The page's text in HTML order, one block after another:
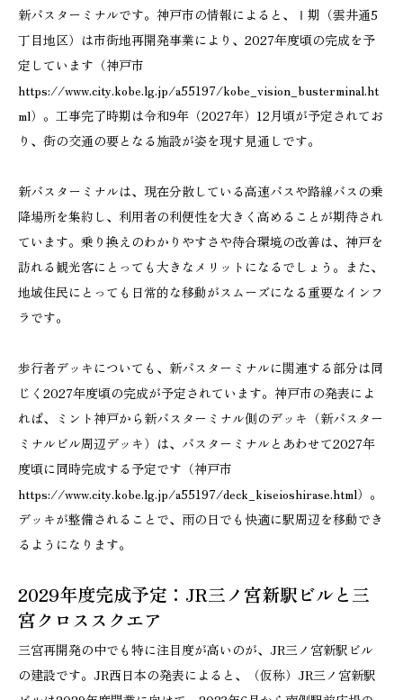
新バスターミナルです。神戸市の情報によると、Ⅰ期（雲井通5
丁目地区）は市街地再開発事業により、2027年度頃の完成を予
定しています（神戸市
https://www.city.kobe.lg.jp/a55197/kobe_vision_busterminal.ht
ml）。工事完了時期は令和9年（2027年）12月頃が予定されてお
り、街の交通の要となる施設が姿を現す見通しです。
新バスターミナルは、現在分散している高速バスや路線バスの乗
降場所を集約し、利用者の利便性を大きく高めることが期待され
ています。乗り換えのわかりやすさや待合環境の改善は、神戸を
訪れる観光客にとっても大きなメリットになるでしょう。また、
地域住民にとっても日常的な移動がスムーズになる重要なインフ
ラです。
歩行者デッキについても、新バスターミナルに関連する部分は同
じく2027年度頃の完成が予定されています。神戸市の発表によ
れば、ミント神戸から新バスターミナル側のデッキ（新バスター
ミナルビル周辺デッキ）は、バスターミナルとあわせて2027年
度頃に同時完成する予定です（神戸市
https://www.city.kobe.lg.jp/a55197/deck_kiseioshirase.html）。
デッキが整備されることで、雨の日でも快適に駅周辺を移動でき
るようになります。
2029年度完成予定：JR三ノ宮新駅ビルと三
宮クロススクエア
三宮再開発の中でも特に注目度が高いのが、JR三ノ宮新駅ビル
の建設です。JR西日本の発表によると、（仮称）JR三ノ宮新駅